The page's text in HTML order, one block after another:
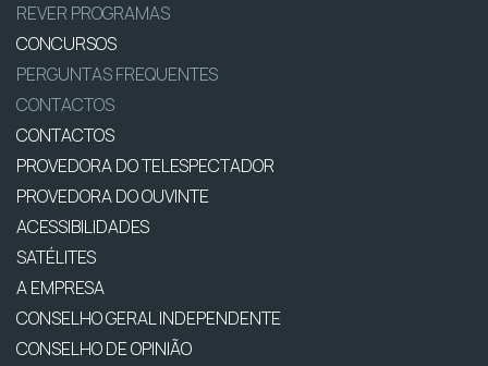
REVER PROGRAMAS
CONCURSOS
PERGUNTAS FREQUENTES
CONTACTOS
CONTACTOS
PROVEDORA DO TELESPECTADOR
PROVEDORA DO OUVINTE
ACESSIBILIDADES
SATÉLITES
A EMPRESA
CONSELHO GERAL INDEPENDENTE
CONSELHO DE OPINIÃO